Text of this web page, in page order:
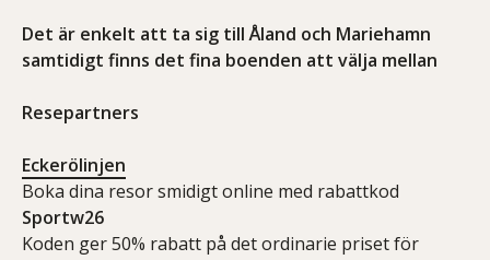
Det är enkelt att ta sig till Åland och Mariehamn
samtidigt finns det fina boenden att välja mellan
Resepartners
Eckerölinjen
Boka dina resor smidigt online med rabattkod
Sportw26
Koden ger 50% rabatt på det ordinarie priset för